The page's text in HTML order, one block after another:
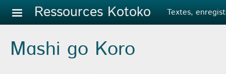
Aller au contenu principal
Ressources Kotoko Textes,
Mɑshi ɡo Koro